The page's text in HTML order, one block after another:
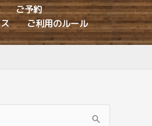
ご予約
ご利用のルール